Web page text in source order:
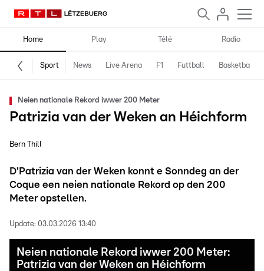
Home Play Télé Radio
Sport News Live Arena F1 Futtball Basketball
Neien nationale Rekord iwwer 200 Meter
Patrizia van der Weken an Héichform
Bern Thill
D'Patrizia van der Weken konnt e Sonndeg an der
Coque een neien nationale Rekord op den 200
Meter opstellen.
Update: 03.03.2026 13:40
Neien nationale Rekord iwwer 200 Meter:
Patrizia van der Weken an Héichform